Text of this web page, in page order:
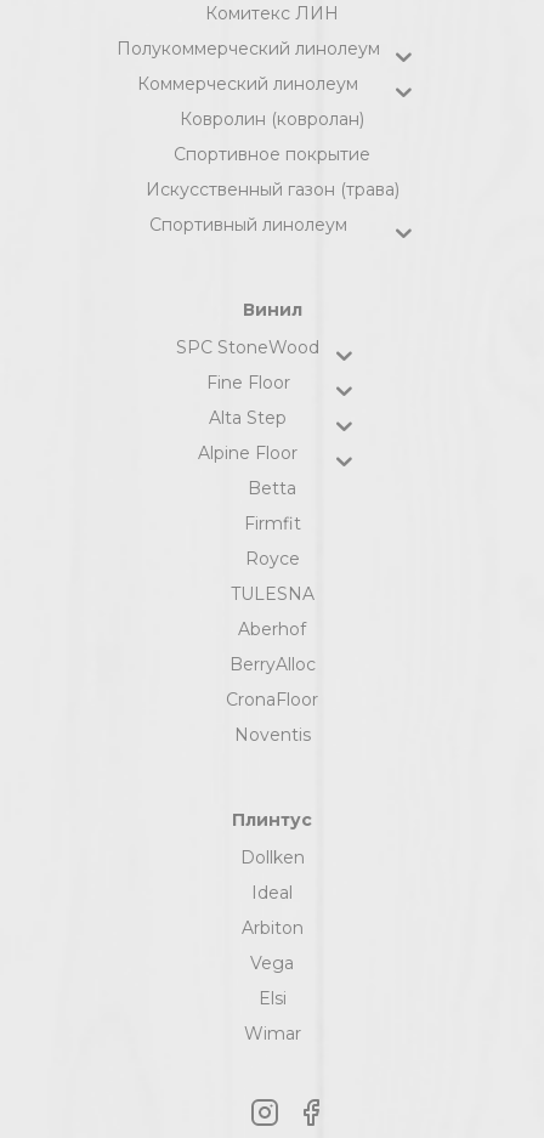
Комитекс ЛИН
Полукоммерческий линолеум
Коммерческий линолеум
Ковролин (ковролан)
Спортивное покрытие
Искусственный газон (трава)
Спортивный линолеум
Винил
SPC StoneWood
Fine Floor
Alta Step
Alpine Floor
Betta
Firmfit
Royce
TULESNA
Aberhof
BerryAlloc
CronaFloor
Noventis
Плинтус
Dollken
Ideal
Arbiton
Vega
Elsi
Wimar